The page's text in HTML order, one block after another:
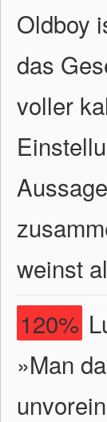
Oldboy
das
voller
weinst
120%
»Man